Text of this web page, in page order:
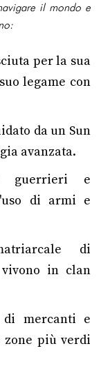
il mondo e
per la sua
legame con
da un Sun
avanzata.
e
di armi e
di
vivono in clan
mercanti e
più verdi